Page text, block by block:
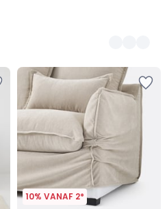
10% VANAF 2*